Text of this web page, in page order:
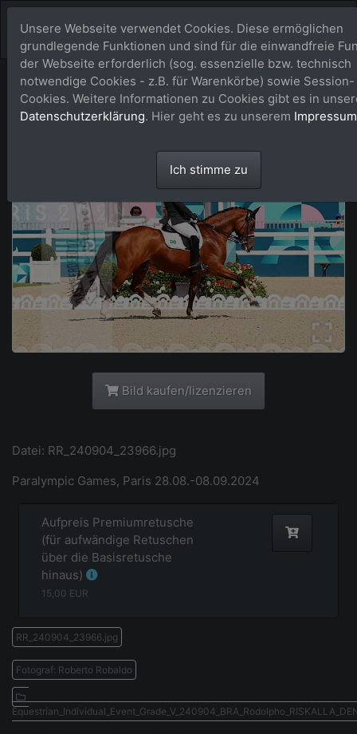
Bild kaufen/lizenzieren
Datei: RR_240904_23966.jpg
Paralympic Games, Paris 28.08.-08.09.2024
Aufpreis Premiumretusche
(für aufwändige Retuschen
über die Basisretusche
hinaus)
15,00 EUR
RR_240904_23966.jpg
Fotograf: Roberto Robaldo
Unsere Webseite verwendet Cookies. Diese ermöglichen
grundlegende Funktionen und sind für die einwandfreie
der Webseite erforderlich (sog. essenzielle bzw. technisch
notwendige Cookies - z.B. für Warenkörbe) sowie Session-
Cookies. Weitere Informationen zu Cookies gibt es in
Datenschutzerklärung. Hier geht es zu unserem Impressum
Ich stimme zu